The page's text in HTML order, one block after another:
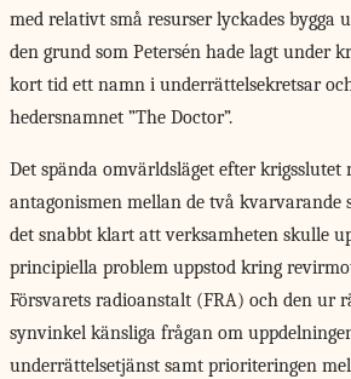
med relativt små resurser lyckades bygga
den grund som Petersén hade lagt under
kort tid ett namn i underrättelsekretsar
hedersnamnet ”The Doctor”.
Det spända omvärldsläget efter krigsslutet
antagonismen mellan de två kvarvarande
det snabbt klart att verksamheten skulle
principiella problem uppstod kring
Försvarets radioanstalt (FRA) och den ur
synvinkel känsliga frågan om
underrättelsetjänst samt prioriteringen